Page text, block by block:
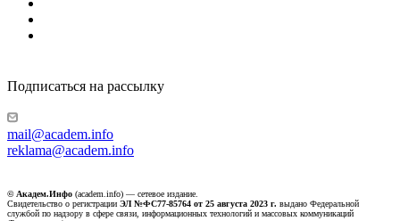
Подписаться на рассылку
mail@academ.info
reklama@academ.info
© Академ.Инфо (academ.info) — сетевое издание.
Свидетельство о регистрации ЭЛ №ФС77-85764 от 25 августа 2023 г. выдано Федеральной
службой по надзору в сфере связи, информационных технологий и массовых коммуникаций